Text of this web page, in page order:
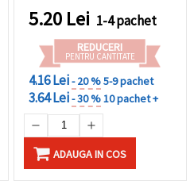
cardmaking și crafturi
pentru copii
5.20 Lei 1-4 pachet
REDUCERI
PENTRU CANTITATE
4.16 Lei- 20 %5-9 pachet
3.64 Lei- 30 %10 pachet +
ADAUGA IN COS